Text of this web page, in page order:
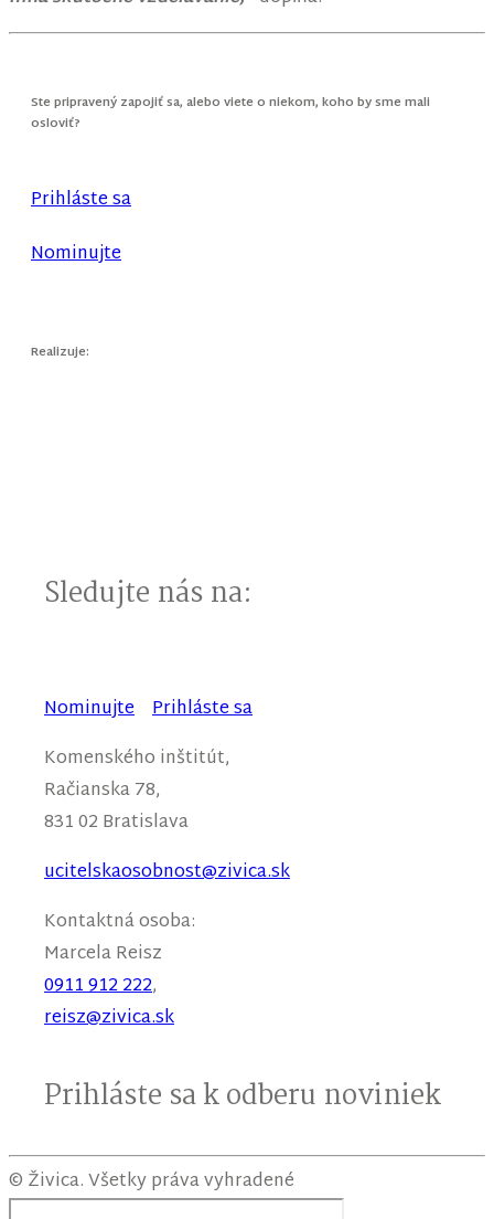
Ste pripravený zapojiť sa, alebo viete o niekom, koho by sme mali
osloviť?
Prihláste sa
Nominujte
Realizuje:
Sledujte nás na:
Nominujte Prihláste sa
Komenského inštitút,
Račianska 78,
831 02 Bratislava
ucitelskaosobnost@zivica.sk
Kontaktná osoba:
MarcelaReisz
0911 912 222,
reisz@zivica.sk
Prihláste sa k odberu noviniek
© Živica. Všetky práva vyhradené